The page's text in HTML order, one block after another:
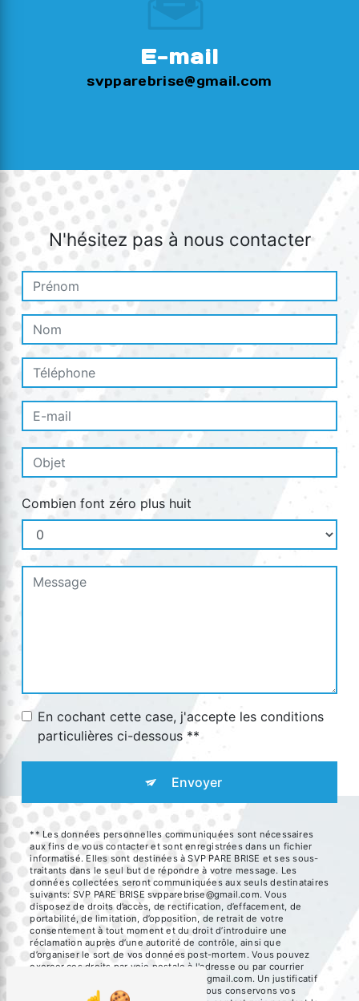
E-mail
svpparebrise@gmail.com
N'hésitez pas à nous contacter
Combien font zéro plus huit
En cochant cette case, j'accepte les conditions
particulières ci-dessous **
Envoyer
** Les données personnelles communiquées sont nécessaires
aux fins de vous contacter et sont enregistrées dans un fichier
informatisé. Elles sont destinées à SVP PARE BRISE et ses sous-
traitants dans le seul but de répondre à votre message. Les
données collectées seront communiquées aux seuls destinataires
suivants: SVP PARE BRISE svpparebrise@gmail.com. Vous
disposez de droits d’accès, de rectification, d’effacement, de
portabilité, de limitation, d’opposition, de retrait de votre
consentement à tout moment et du droit d’introduire une
réclamation auprès d’une autorité de contrôle, ainsi que
d’organiser le sort de vos données post-mortem. Vous pouvez
exercer ces droits par voie postale à l'adresse ou par courrier
électronique à l'adresse svpparebrise@gmail.com. Un justificatif
d'identité pourra vous être demandé. Nous conservons vos